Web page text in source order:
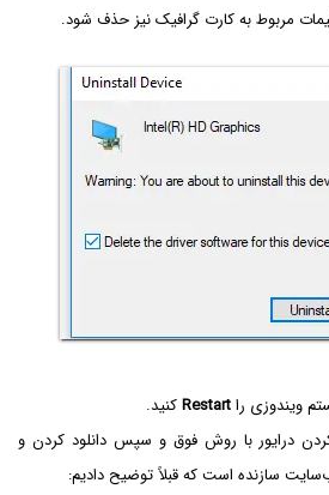
مربوط به کارت گرافیک نیز حذف شود.
ویندوزی راRestartکنید.
درایور با روش فوق و سپس دانلود کردن و
سازنده است که قبلاً توضیح دادیم: